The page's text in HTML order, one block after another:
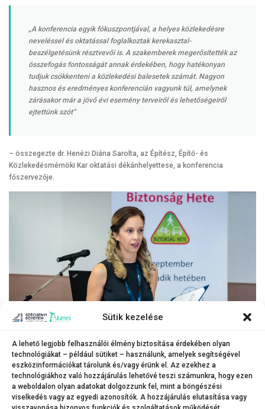
Sütik kezelése
A lehető legjobb felhasználói élmény biztosítása érdekében olyan
technológiákat – például sütiket – használunk, amelyek segítségével
eszközinformációkat tárolunk és/vagy érünk el. Az ezekhez a
technológiákhoz való hozzájárulás lehetővé teszi számunkra, hogy ezen
a weboldalon olyan adatokat dolgozzunk fel, mint a böngészési
viselkedés vagy az egyedi azonosítók. A hozzájárulás elutasítása vagy
„A konferencia egyik fókuszpontjával, a helyes közlekedésre
neveléssel és oktatással foglalkoztak kerekasztal-
beszélgetésünk résztvevői is. A szakemberek megerősítették az
összefogás fontosságát annak érdekében, hogy hatékonyan
tudjuk csökkenteni a közlekedési balesetek számát. Nagyon
hasznos és eredményes konferencián vagyunk túl, amelynek
zárásakor már a jövő évi esemény terveiről és lehetőségeiről
ejtettünk szót”
– összegezte dr. Henézi Diána Sarolta, az Építész, Építő- és
Közlekedésmérnöki Kar oktatási dékánhelyettese, a konferencia
főszervezője.
Dr. Henézi Diána Sarolta, az Építész, Építő- és Közlekedésmérnöki Kar
oktatási dékánhelyettese a konferencia folytatásáról is beszélt.
(Fotó: Májer Csaba József)